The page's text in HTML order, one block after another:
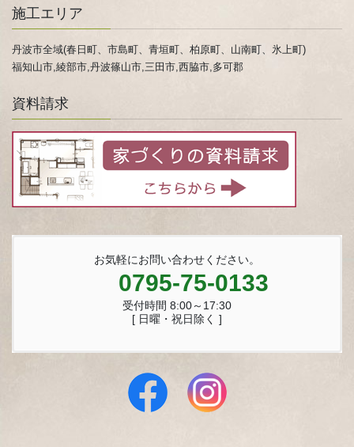
施工エリア
丹波市全域(春日町、市島町、青垣町、柏原町、山南町、氷上町)
福知山市,綾部市,丹波篠山市,三田市,西脇市,多可郡
資料請求
お気軽にお問い合わせください。
0795-75-0133
受付時間 8:00～17:30
[ 日曜・祝日除く ]